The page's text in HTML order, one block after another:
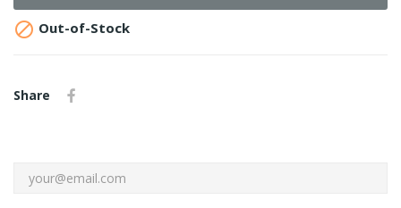
 Out-of-Stock
Share